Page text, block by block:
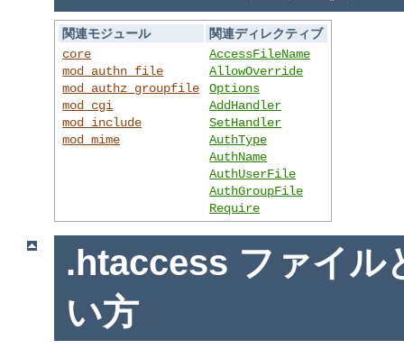
関連モジュール
関連ディレクティブ
core
mod_authn_file
mod_authz_groupfile
mod_cgi
mod_include
mod_mime
AccessFileName
AllowOverride
Options
AddHandler
SetHandler
AuthType
AuthName
AuthUserFile
AuthGroupFile
Require
.htaccess ファイル
い方